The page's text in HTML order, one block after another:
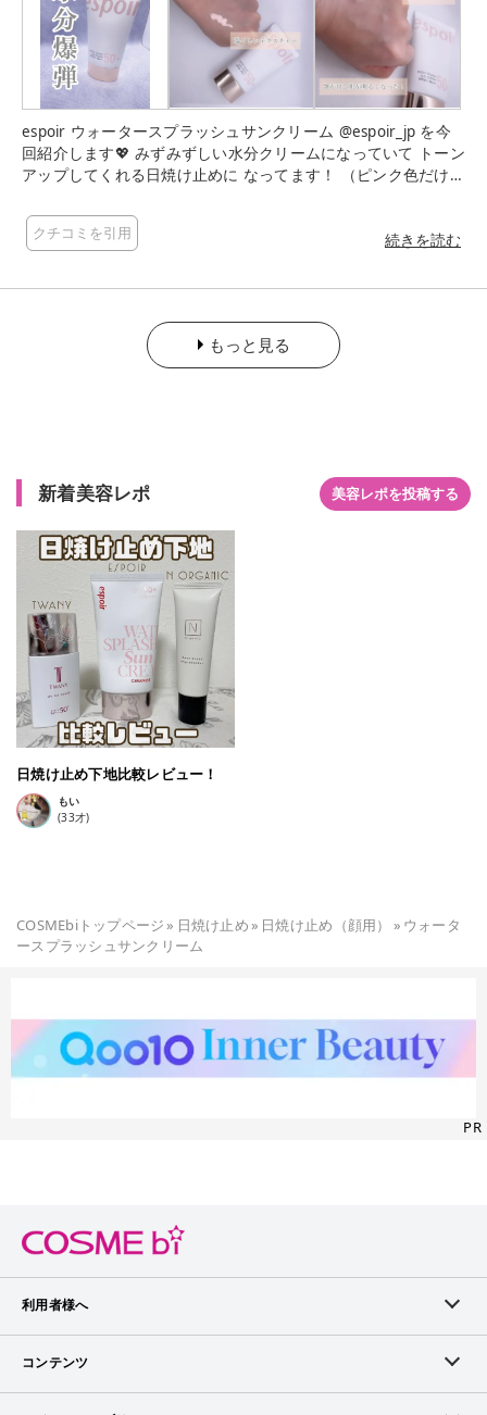
espoir ウォータースプラッシュサンクリーム @espoir_jp を今
回紹介します💖 みずみずしい水分クリームになっていて トーン
アップしてくれる日焼け止めに なってます！ （ピンク色だけど
間に水滴がしっとり！？ 飛び出しますww もう水分爆弾💣( ᷇࿀ ᷆ )
💗 すんごいしっとりしてます。 だけどお肌の密着力が凄くて
マスクつけて流石に取れてるだろう…🫠 と思ったのですが、、
鼻のとこだけ少し取れただけで、 お家に帰ってきて、あらびっ
くり崩れてない😮 汗出ても、汚い落ち方ではなく、 艶が出て
って赤くなってる部分もあって顔がピンクピンク！ってなるの
かと 心配していたのですが白っぽさのあるピンクなので、ほん
えます！！ いつもより元気に顔色がよく見えます！ あとは 人
によって香りが好み分かれそうです。 香りも塗ってしばらくし
ても匂ったので 顔に塗るものだしそこは賛否両論ですね。 （私
は好きでした🥰） かなりしっとり水分クリームですが 水分なの
で油分ではないので混合肌（皮脂多めの敏感）の私でも ベタつ
きなく時間立ってもべたつかなかったので良さそうです。 乾燥
肌の人は今の季節良さそう！ 一見、重たそうに見えますが年中
使えますね☺💖 さっぱり系がお好きな方は苦手かも🥺
クチコミを引用 続きを読む
もっと見る
新着美容レポ 美容レポを投稿する
日焼け止め下地比較レビュー！
もい
(33才)
COSMEbiトップページ» 日焼け止め» 日焼け止め（顔用） » ウォータ
ースプラッシュサンクリーム
PR
利用者様へ
メンバーログイン
コンテンツ